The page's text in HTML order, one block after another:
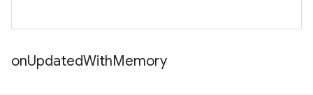
onUpdatedWithMemory